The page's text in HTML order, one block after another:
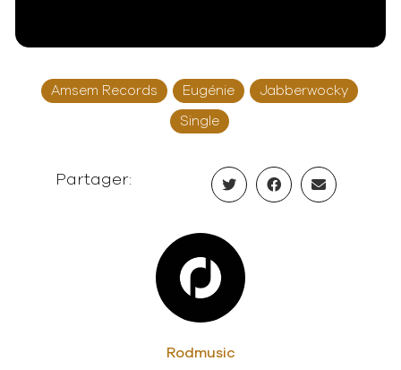
Amsem Records Eugénie Jabberwocky
Single
Partager:
Rodmusic